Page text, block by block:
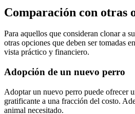
Comparación con otras
Para aquellos que consideran clonar a
otras opciones que deben ser tomadas
vista práctico y financiero.
Adopción de un nuevo perro
Adoptar un nuevo perro puede ofrecer
gratificante a una fracción del costo.
animal necesitado.